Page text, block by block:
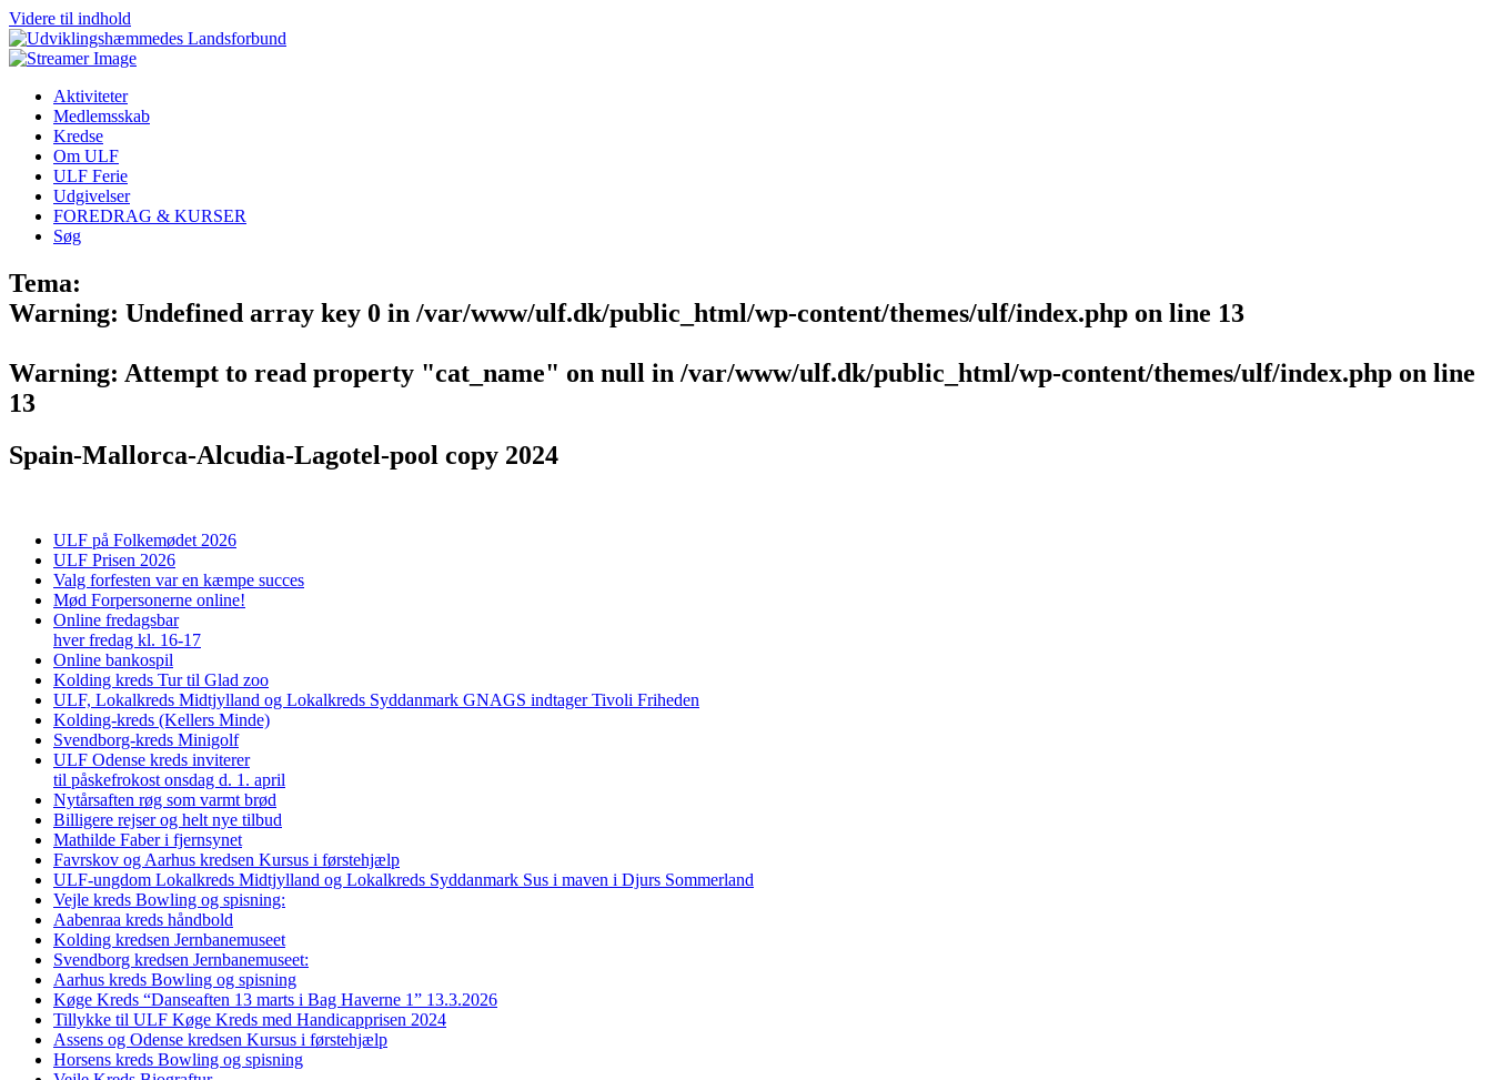
Videre til indhold
Aktiviteter
Medlemsskab
Kredse
Om ULF
ULF Ferie
Udgivelser
FOREDRAG & KURSER
Søg
Tema:
Warning: Undefined array key 0 in /var/www/ulf.dk/public_html/wp-content/themes/ulf/index.php on line 13
Warning: Attempt to read property "cat_name" on null in /var/www/ulf.dk/public_html/wp-content/themes/ulf/index.php on line
13
Spain-Mallorca-Alcudia-Lagotel-pool copy 2024
ULF på Folkemødet 2026
ULF Prisen 2026
Valg forfesten var en kæmpe succes
Mød Forpersonerne online!
Online fredagsbar
hver fredag kl. 16-17
Online bankospil
Kolding kreds Tur til Glad zoo
ULF, Lokalkreds Midtjylland og Lokalkreds Syddanmark GNAGS indtager Tivoli Friheden
Kolding-kreds (Kellers Minde)
Svendborg-kreds Minigolf
ULF Odense kreds inviterer
til påskefrokost onsdag d. 1. april
Nytårsaften røg som varmt brød
Billigere rejser og helt nye tilbud
Mathilde Faber i fjernsynet
Favrskov og Aarhus kredsen Kursus i førstehjælp
ULF-ungdom Lokalkreds Midtjylland og Lokalkreds Syddanmark Sus i maven i Djurs Sommerland
Vejle kreds Bowling og spisning:
Aabenraa kreds håndbold
Kolding kredsen Jernbanemuseet
Svendborg kredsen Jernbanemuseet:
Aarhus kreds Bowling og spisning
Køge Kreds “Danseaften 13 marts i Bag Haverne 1” 13.3.2026
Tillykke til ULF Køge Kreds med Handicapprisen 2024
Assens og Odense kredsen Kursus i førstehjælp
Horsens kreds Bowling og spisning